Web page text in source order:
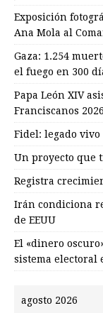
Exposición
Ana Mola al
Gaza: 1.254
el fuego en 300
Papa León XIV
Franciscanos 2026
Fidel: legado
Un proyecto que
Registra
Irán condiciona
de EEUU
El «dinero
sistema electoral
agosto 2026